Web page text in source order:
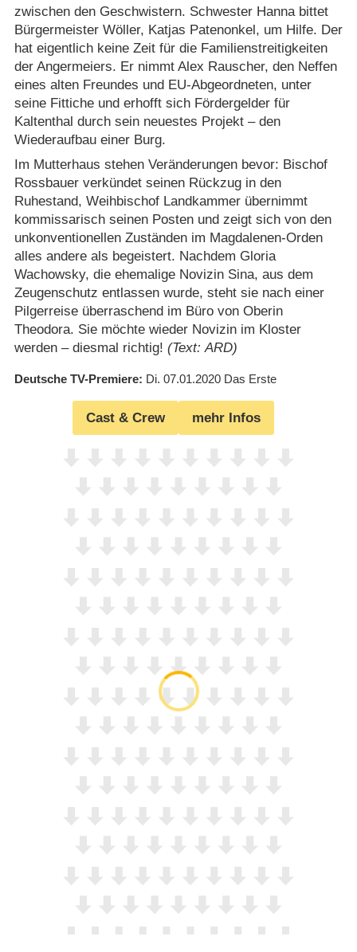
zwischen den Geschwistern. Schwester Hanna bittet
Bürgermeister Wöller, Katjas Patenonkel, um Hilfe. Der
hat eigentlich keine Zeit für die Familienstreitigkeiten
der Angermeiers. Er nimmt Alex Rauscher, den Neffen
eines alten Freundes und EU-Abgeordneten, unter
seine Fittiche und erhofft sich Fördergelder für
Kaltenthal durch sein neuestes Projekt – den
Wiederaufbau einer Burg.
Im Mutterhaus stehen Veränderungen bevor: Bischof
Rossbauer verkündet seinen Rückzug in den
Ruhestand, Weihbischof Landkammer übernimmt
kommissarisch seinen Posten und zeigt sich von den
unkonventionellen Zuständen im Magdalenen-Orden
alles andere als begeistert. Nachdem Gloria
Wachowsky, die ehemalige Novizin Sina, aus dem
Zeugenschutz entlassen wurde, steht sie nach einer
Pilgerreise überraschend im Büro von Oberin
Theodora. Sie möchte wieder Novizin im Kloster
werden – diesmal richtig! (Text: ARD)
Deutsche TV-Premiere Di. 07.01.2020 Das Erste
Cast & Crew mehr Infos